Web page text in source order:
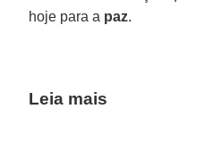
hoje para a paz.
Leia mais